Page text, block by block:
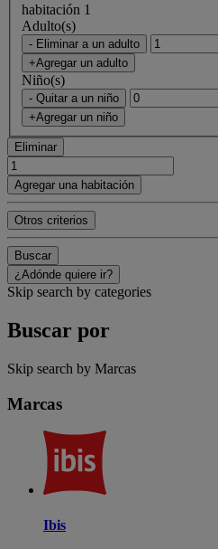
habitación 1
Adulto(s)
- Eliminar a un adulto
+Agregar un adulto
Niño(s)
- Quitar a un niño
+Agregar un niño
Eliminar
Agregar una habitación
Otros criterios
Buscar
¿Adónde quiere ir?
Skip search by categories
Buscar por
Skip search by Marcas
Marcas
Ibis